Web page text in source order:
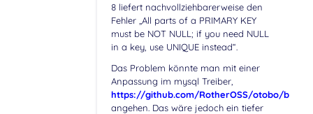
8 liefert nachvollziehbarerweise den
Fehler „All parts of a PRIMARY KEY
must be NOT NULL; if you need NULL
in a key, use UNIQUE instead“.
Das Problem könnte man mit einer
Anpassung im mysql Treiber,
https://github.com/RotherOSS/otobo/blob/
angehen. Das wäre jedoch ein tiefer